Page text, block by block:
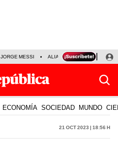
JORGE MESSI ALIANZA LIMA VS SPORT
ECONOMÍA SOCIEDAD MUNDO
21 Oct 2023 | 18:56 h